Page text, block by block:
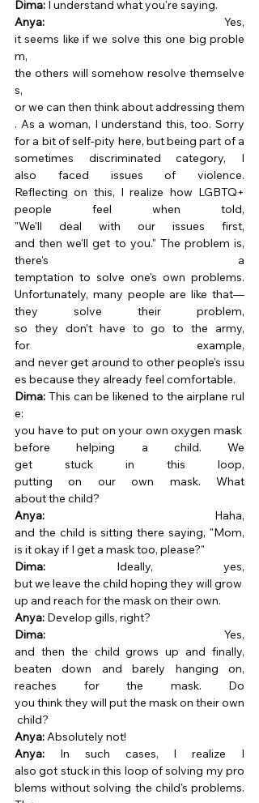
Dima: I understand what you're saying.
Anya: Yes,
it seems like if we solve this one big proble
m,
the others will somehow resolve themselve
s,
or we can then think about addressing them
. As a woman, I understand this, too. Sorry
for a bit of self-pity here, but being part of a
sometimes discriminated category, I
also faced issues of violence.
Reflecting on this, I realize how LGBTQ+
people feel when told,
"We'll deal with our issues first,
and then we'll get to you." The problem is,
there's a
temptation to solve one's own problems.
Unfortunately, many people are like that—
they solve their problem,
so they don’t have to go to the army,
for example,
and never get around to other people's issu
es because they already feel comfortable.
Dima: This can be likened to the airplane rul
e:
you have to put on your own oxygen mask
before helping a child. We
get stuck in this loop,
putting on our own mask. What
about the child?
Anya: Haha,
and the child is sitting there saying, "Mom,
is it okay if I get a mask too, please?"
Dima: Ideally, yes,
but we leave the child hoping they will grow
up and reach for the mask on their own.
Anya: Develop gills, right?
Dima: Yes,
and then the child grows up and finally,
beaten down and barely hanging on,
reaches for the mask. Do
you think they will put the mask on their own
child?
Anya: Absolutely not!
Anya: In such cases, I realize I
also got stuck in this loop of solving my pro
blems without solving the child's problems.